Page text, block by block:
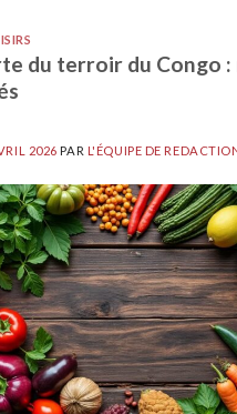
du terroir du Congo :
2026 PAR L'ÉQUIPE DE